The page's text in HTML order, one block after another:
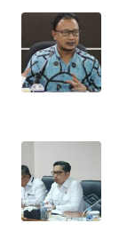
OPINI
EDITORIAL
INDEKS
BERITA